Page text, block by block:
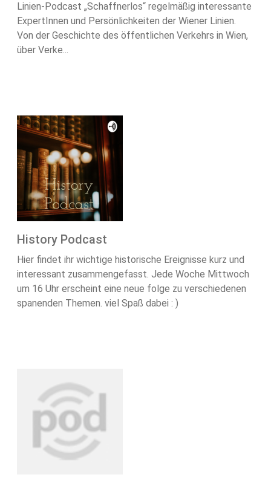
Linien-Podcast „Schaffnerlos“ regelmäßig interessante
ExpertInnen und Persönlichkeiten der Wiener Linien.
Von der Geschichte des öffentlichen Verkehrs in Wien,
über Verke...
History Podcast
Hier findet ihr wichtige historische Ereignisse kurz und
interessant zusammengefasst. Jede Woche Mittwoch
um 16 Uhr erscheint eine neue folge zu verschiedenen
spanenden Themen. viel Spaß dabei : )